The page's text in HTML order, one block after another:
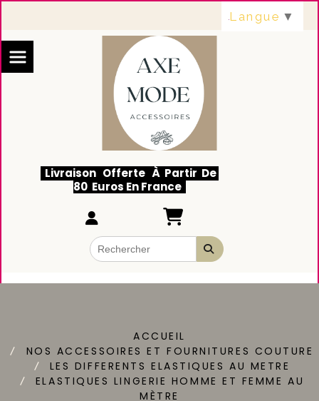
Livraison Offerte À Partir De
80 Euros En France
ACCUEIL
NOS ACCESSOIRES ET FOURNITURES COUTURE
LES DIFFERENTS ELASTIQUES AU METRE
ELASTIQUES LINGERIE HOMME ET FEMME AU
MÈTRE
Langue ▼
Panneau de gestion des cookies